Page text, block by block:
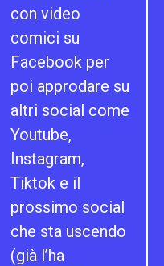
con video
comici su
Facebook per
poi approdare su
altri social come
Youtube,
Instagram,
Tiktok e il
prossimo social
che sta uscendo
(già l’ha